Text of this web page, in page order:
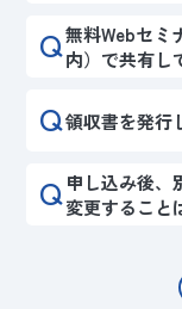
Q無料Webセミ
内）で共有し
Q領収書を発行
Q 申し込み後、
変更すること